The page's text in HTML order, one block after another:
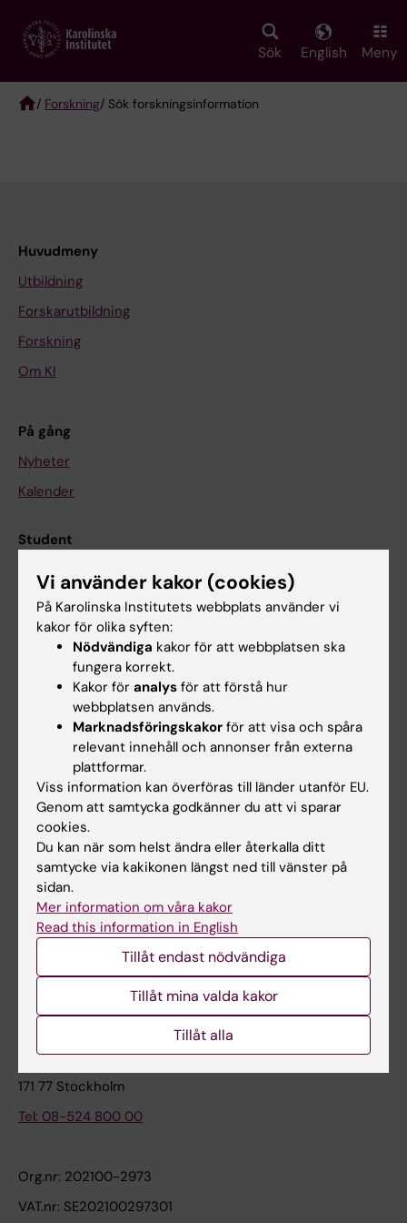
main
Sök English Meny
/ Forskning/ Sök forskningsinformation
Huvudmeny
Utbildning
Forskarutbildning
Forskning
Om KI
På gång
Nyheter
Kalender
Student
Ladok
Canvas
Schema
Studentmejlen
Kurs- och programwebbar
Student på KI
Medarbetare
Medarbetarportalen
Kontakta och besök KI
Universitetsbiblioteket
Stöd forskning och utbildning
Karolinska Institutet Innovation
Kontakta presstjänsten
Karolinska Institutet
171 77 Stockholm
Tel: 08-524 800 00
Org.nr: 202100-2973
VAT.nr: SE202100297301
Vi använder kakor (cookies)
På Karolinska Institutets webbplats använder vi
kakor för olika syften:
Nödvändiga kakor för att webbplatsen ska
fungera korrekt.
Kakor för analys för att förstå hur
webbplatsen används.
Marknadsföringskakor för att visa och spåra
relevant innehåll och annonser från externa
plattformar.
Viss information kan överföras till länder utanför EU.
Genom att samtycka godkänner du att vi sparar
cookies.
Du kan när som helst ändra eller återkalla ditt
samtycke via kakikonen längst ned till vänster på
sidan.
Mer information om våra kakor
Read this information in English
Tillåt endast nödvändiga
Tillåt mina valda kakor
Tillåt alla